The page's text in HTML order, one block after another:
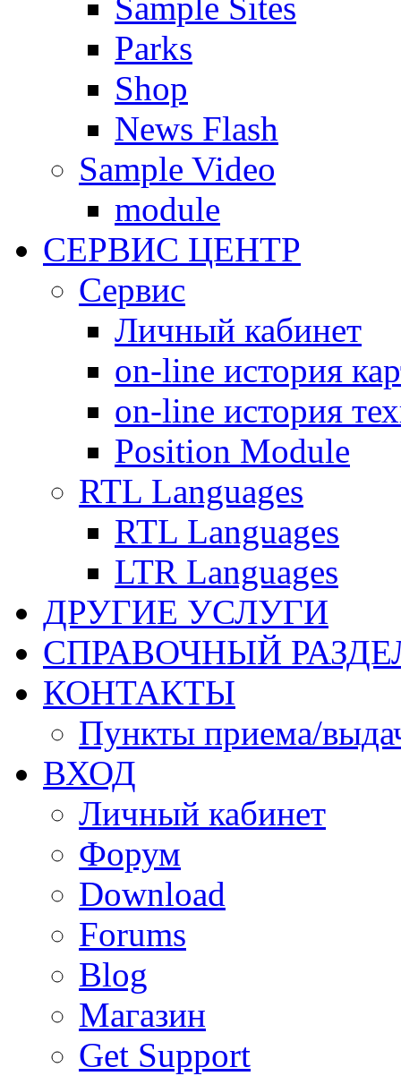
Sample Sites
Parks
Shop
News Flash
Sample Video
module
СЕРВИС ЦЕНТР
Сервис
Личный кабинет
on-line история
on-line история
Position Module
RTL Languages
RTL Languages
LTR Languages
ДРУГИЕ УСЛУГИ
СПРАВОЧНЫЙ
КОНТАКТЫ
Пункты приема/
ВХОД
Личный кабинет
Форум
Download
Forums
Blog
Магазин
Get Support